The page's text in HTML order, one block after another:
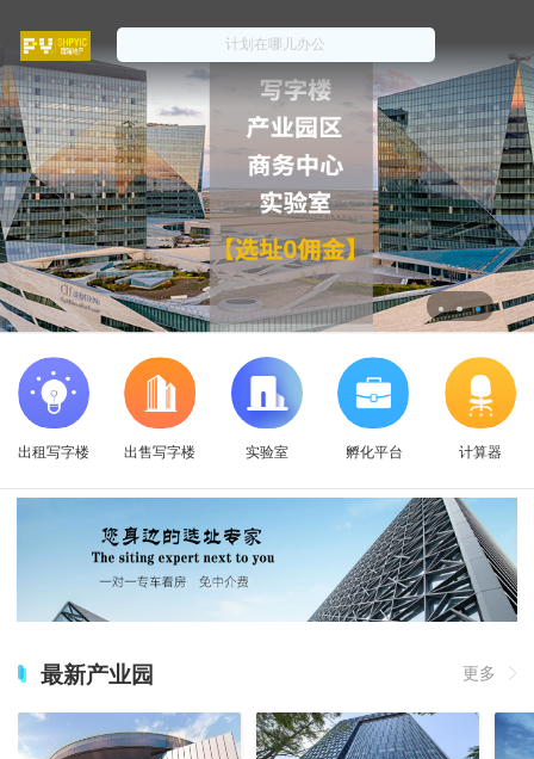
出租写字楼 出售写字楼 实验室 孵化平台 计算器
最新产业园 更多